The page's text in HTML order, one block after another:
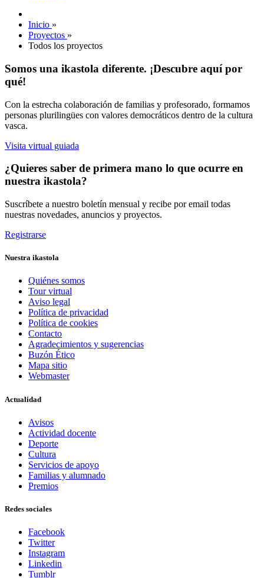
Inicio »
Proyectos »
Todos los proyectos
Somos una ikastola diferente. ¡Descubre aquí por
qué!
Con la estrecha colaboración de familias y profesorado, formamos
personas plurilingües con valores democráticos dentro de la cultura
vasca.
Visita virtual guiada
¿Quieres saber de primera mano lo que ocurre en
nuestra ikastola?
Suscríbete a nuestro boletín mensual y recibe por email todas
nuestras novedades, anuncios y proyectos.
Registrarse
Nuestra ikastola
Quiénes somos
Tour virtual
Aviso legal
Política de privacidad
Política de cookies
Contacto
Agradecimientos y sugerencias
Buzón Ético
Mapa sitio
Webmaster
Actualidad
Avisos
Actividad docente
Deporte
Cultura
Servicios de apoyo
Familias y alumnado
Premios
Redes sociales
Facebook
Twitter
Instagram
Linkedin
Tumblr